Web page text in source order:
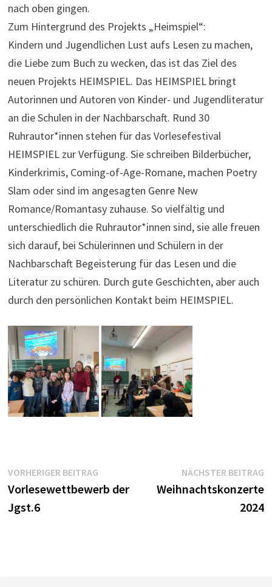
nach oben gingen.
Zum Hintergrund des Projekts „Heimspiel“:
Kindern und Jugendlichen Lust aufs Lesen zu machen,
die Liebe zum Buch zu wecken, das ist das Ziel des
neuen Projekts HEIMSPIEL. Das HEIMSPIEL bringt
Autorinnen und Autoren von Kinder- und Jugendliteratur
an die Schulen in der Nachbarschaft. Rund 30
Ruhrautor*innen stehen für das Vorlesefestival
HEIMSPIEL zur Verfügung. Sie schreiben Bilderbücher,
Kinderkrimis, Coming-of-Age-Romane, machen Poetry
Slam oder sind im angesagten Genre New
Romance/Romantasy zuhause. So vielfältig und
unterschiedlich die Ruhrautor*innen sind, sie alle freuen
sich darauf, bei Schülerinnen und Schülern in der
Nachbarschaft Begeisterung für das Lesen und die
Literatur zu schüren. Durch gute Geschichten, aber auch
durch den persönlichen Kontakt beim HEIMSPIEL.
Beitragsnavigation
VORHERIGER BEITRAGVorheriger
Beitrag:
Vorlesewettbewerb der
Jgst.6
NÄCHSTER BEITRAG
Weihnachtskonzerte
2024